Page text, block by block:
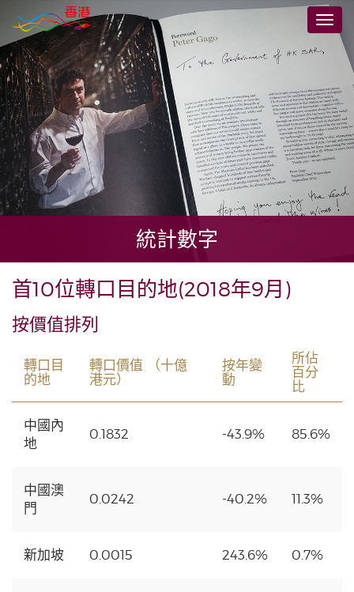
至
主
要
內
容
切
統計數字
首10位轉口目的地(2018年9月)
按價值排列
轉口目
的地
轉口價值 （十億
港元）
按年變
動
所佔
百分
比
中國內
地
0.1832 -43.9% 85.6%
中國澳
門
0.0242 -40.2% 11.3%
新加坡 0.0015 243.6% 0.7%